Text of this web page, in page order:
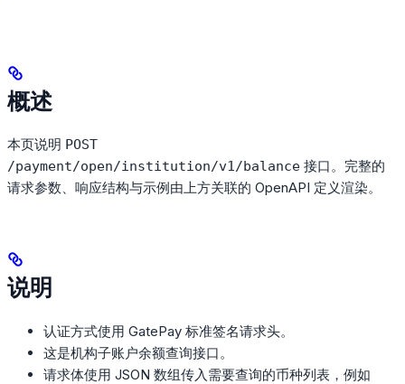
概述
本页说明 POST
/payment/open/institution/v1/balance 接口。完整的
请求参数、响应结构与示例由上方关联的 OpenAPI 定义渲染。
说明
认证方式使用 GatePay 标准签名请求头。
这是机构子账户余额查询接口。
请求体使用 JSON 数组传入需要查询的币种列表，例如